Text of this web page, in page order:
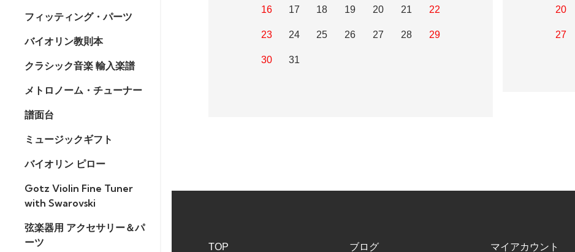
フィッティング・パーツ
バイオリン教則本
クラシック音楽 輸入楽譜
メトロノーム・チューナー
譜面台
ミュージックギフト
バイオリン ピロー
Gotz Violin Fine Tuner
with Swarovski
弦楽器用 アクセサリー＆パ
ーツ
16 17 18 19 20 21 22
23 24 25 26 27 28 29
30 31
20
27
TOP ブログ マイアカウント